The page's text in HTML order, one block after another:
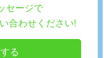
セージで
合わせください!
る